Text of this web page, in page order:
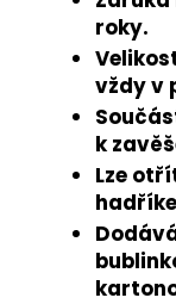
roky.
vždy v
k
Lze